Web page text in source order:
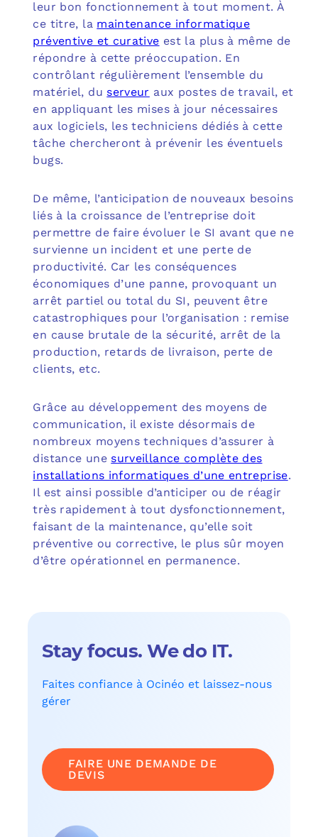
leur bon fonctionnement à tout moment. À
ce titre, la maintenance informatique
préventive et curative est la plus à même de
répondre à cette préoccupation. En
contrôlant régulièrement l’ensemble du
matériel, du serveur aux postes de travail, et
en appliquant les mises à jour nécessaires
aux logiciels, les techniciens dédiés à cette
tâche chercheront à prévenir les éventuels
bugs.
De même, l’anticipation de nouveaux besoins
liés à la croissance de l’entreprise doit
permettre de faire évoluer le SI avant que ne
survienne un incident et une perte de
productivité. Car les conséquences
économiques d’une panne, provoquant un
arrêt partiel ou total du SI, peuvent être
catastrophiques pour l’organisation : remise
en cause brutale de la sécurité, arrêt de la
production, retards de livraison, perte de
clients, etc.
Grâce au développement des moyens de
communication, il existe désormais de
nombreux moyens techniques d’assurer à
distance une surveillance complète des
installations informatiques d’une entreprise.
Il est ainsi possible d’anticiper ou de réagir
très rapidement à tout dysfonctionnement,
faisant de la maintenance, qu’elle soit
préventive ou corrective, le plus sûr moyen
d’être opérationnel en permanence.
Stay focus. We do IT.
Faites confiance à Ocinéo et laissez-nous
gérer
FAIRE UNE DEMANDE DE
DEVIS